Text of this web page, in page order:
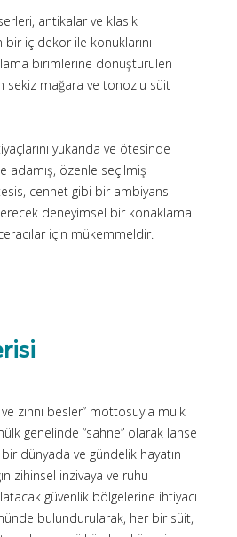
antikalar ve klasik
iç dekor ile konuklarını
birimlerine dönüştürülen
sekiz mağara ve tonozlu süit
yukarıda ve ötesinde
adamış, özenle seçilmiş
cennet gibi bir ambiyans
deneyimsel bir konaklama
zihni besler” mottosuyla mülk
genelinde “sahne” olarak lanse
dünyada ve gündelik hayatın
zihinsel inzivaya ve ruhu
güvenlik bölgelerine ihtiyacı
bulundurularak, her bir süit,